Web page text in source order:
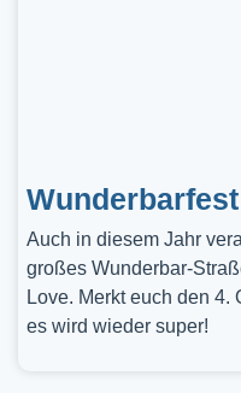
Auch in diesem Jahr
großes Wunderbar-
Love. Merkt euch den 4.
es wird wieder super!